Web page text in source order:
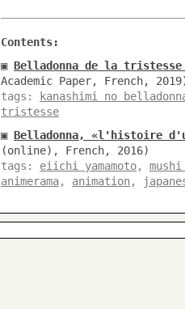
Contents:
▣ Belladonna de la
Academic Paper, French,
tags:
kanashimi no
tristesse
▣ Belladonna, «l'histoire
(online), French, 2016)
tags: eiichi yamamoto,
animerama, animation,